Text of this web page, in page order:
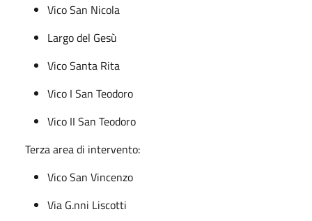
Vico San Nicola
Largo del Gesù
Vico Santa Rita
Vico I San Teodoro
Vico II San Teodoro
Terza area di intervento:
Vico San Vincenzo
Via G.nni Liscotti